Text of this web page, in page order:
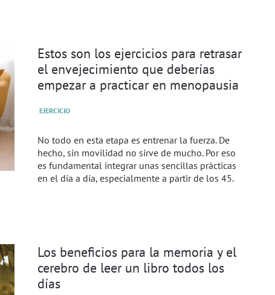
Estos son los ejercicios para retrasar
el envejecimiento que deberías
empezar a practicar en menopausia
EJERCICIO
No todo en esta etapa es entrenar la fuerza. De
hecho, sin movilidad no sirve de mucho. Por eso
es fundamental integrar unas sencillas prácticas
en el día a día, especialmente a partir de los 45.
Los beneficios para la memoria y el
cerebro de leer un libro todos los
días